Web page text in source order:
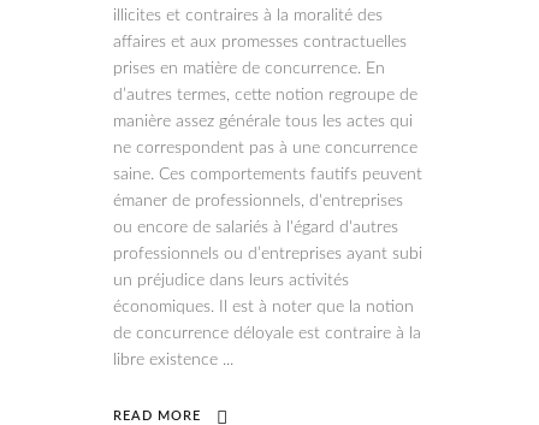
illicites et contraires à la moralité des
affaires et aux promesses contractuelles
prises en matière de concurrence. En
d’autres termes, cette notion regroupe de
manière assez générale tous les actes qui
ne correspondent pas à une concurrence
saine. Ces comportements fautifs peuvent
émaner de professionnels, d'entreprises
ou encore de salariés à l'égard d'autres
professionnels ou d’entreprises ayant subi
un préjudice dans leurs activités
économiques. Il est à noter que la notion
de concurrence déloyale est contraire à la
libre existence
READ MORE